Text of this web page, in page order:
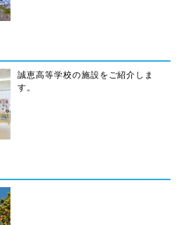
誠恵高等学校の施設をご紹介しま
す。